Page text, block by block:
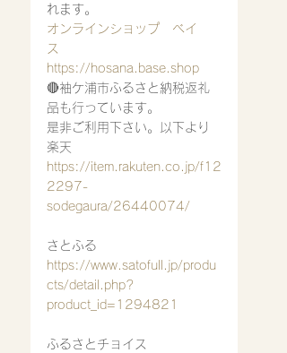
れます。
オンラインショップ　ベイ
ス
https://hosana.base.shop
🔴袖ケ浦市ふるさと納税返礼
品も行っています。
是非ご利用下さい。以下より
楽天
https://item.rakuten.co.jp/f12
2297-
sodegaura/26440074/
さとふる
https://www.satofull.jp/produ
cts/detail.php?
product_id=1294821
ふるさとチョイス